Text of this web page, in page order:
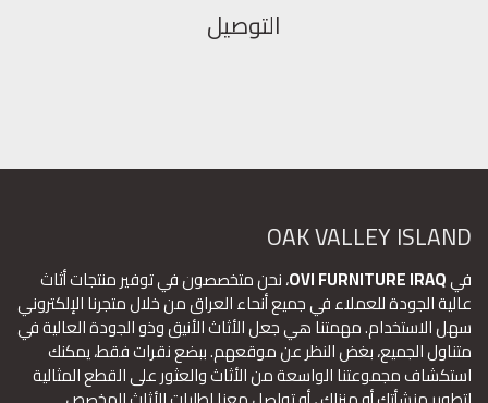
التوصيل
OAK VALLEY ISLAND
فيOVI FURNITURE IRAQ، نحن متخصصون في توفير منتجات أثاث
عالية الجودة للعملاء في جميع أنحاء العراق من خلال متجرنا الإلكتروني
سهل الاستخدام. مهمتنا هي جعل الأثاث الأنيق وذو الجودة العالية في
متناول الجميع، بغض النظر عن موقعهم. ببضع نقرات فقط، يمكنك
استكشاف مجموعتنا الواسعة من الأثاث والعثور على القطع المثالية